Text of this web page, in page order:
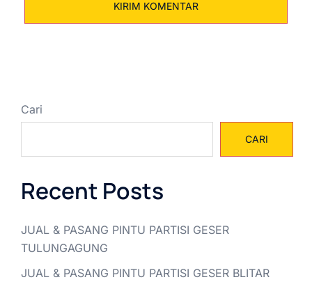
Cari
CARI
Recent Posts
JUAL & PASANG PINTU PARTISI GESER
TULUNGAGUNG
JUAL & PASANG PINTU PARTISI GESER BLITAR